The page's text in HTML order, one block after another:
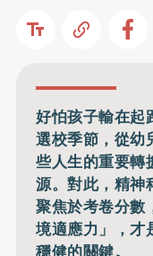
好怕孩子輸在起
選校季節，從幼
些人生的重要轉
源。對此，精神
聚焦於考卷分數
境適應力」，才
穩健的關鍵。